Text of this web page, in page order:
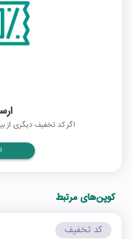
اگر کد تخفیف دیگری از
کوپن‌های مرتبط
کد تخفیف